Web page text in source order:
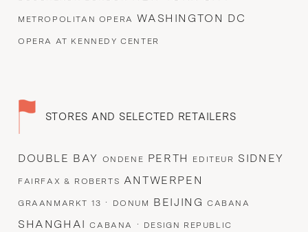
METROPOLITAN OPERA WASHINGTON DC
OPERA AT KENNEDY CENTER
STORES AND SELECTED RETAILERS
DOUBLE BAY ONDENE PERTH EDITEUR SIDNEY
FAIRFAX & ROBERTS ANTWERPEN
GRAANMARKT 13 · DONUM BEIJINGCABANA
SHANGHAICABANA · DESIGN REPUBLIC